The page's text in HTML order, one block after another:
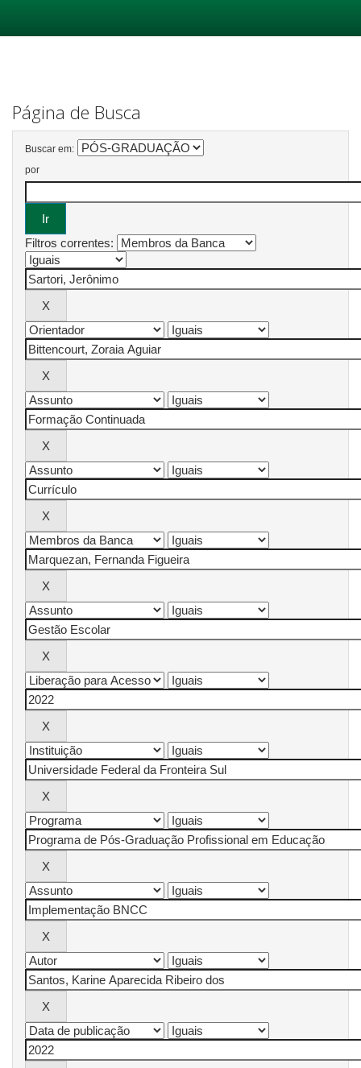
Página de Busca
Buscar em:
por
Filtros correntes: